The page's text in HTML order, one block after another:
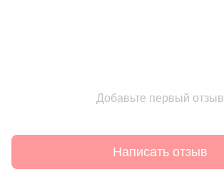
Добавьте первый отзыв
Написать отзыв